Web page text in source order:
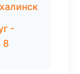
-
8